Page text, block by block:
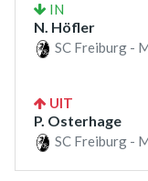
IN
N. Höfler
SC Freiburg -
UIT
P. Osterhage
SC Freiburg -